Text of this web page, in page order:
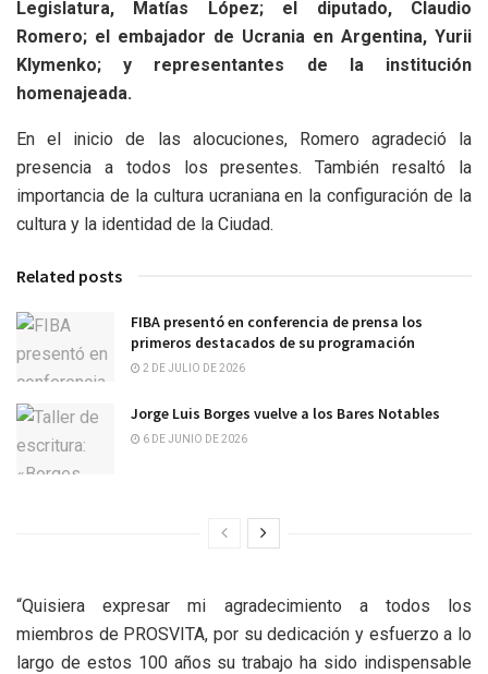
Legislatura, Matías López; el diputado, Claudio
Romero; el embajador de Ucrania en Argentina, Yurii
Klymenko; y representantes de la institución
homenajeada.
En el inicio de las alocuciones, Romero agradeció la
presencia a todos los presentes. También resaltó la
importancia de la cultura ucraniana en la configuración de la
cultura y la identidad de la Ciudad.
Related posts
FIBA presentó en conferencia de prensa los
primeros destacados de su programación
2 DE JULIO DE 2026
Jorge Luis Borges vuelve a los Bares Notables
6 DE JUNIO DE 2026
“Quisiera expresar mi agradecimiento a todos los
miembros de PROSVITA, por su dedicación y esfuerzo a lo
largo de estos 100 años su trabajo ha sido indispensable